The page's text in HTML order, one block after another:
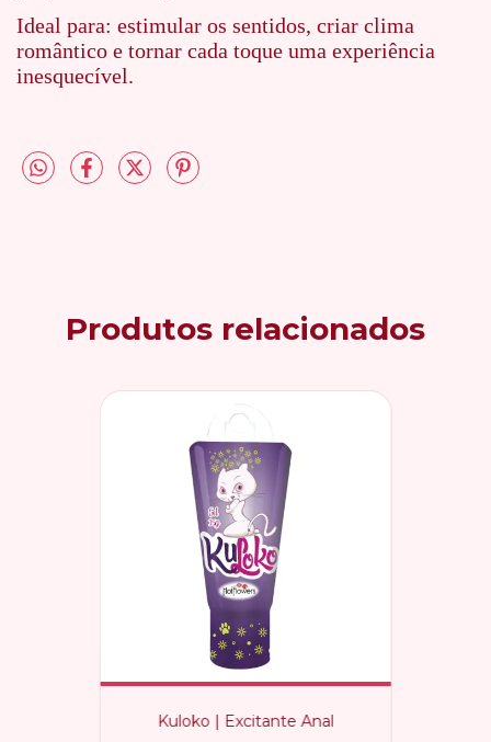
Ideal para: estimular os sentidos, criar clima
romântico e tornar cada toque uma experiência
inesquecível.
Produtos relacionados
Kuloko | Excitante Anal